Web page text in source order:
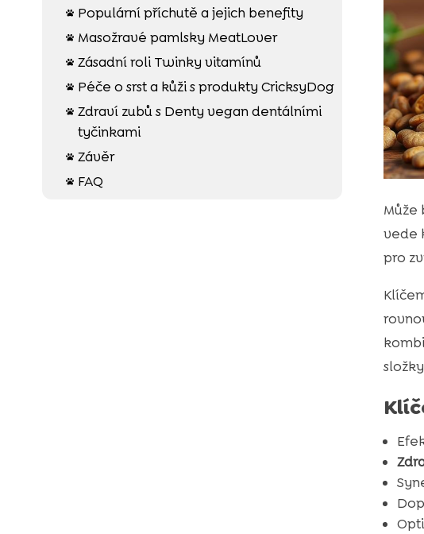
 Populární příchutě a jejich benefity
 Masožravé pamlsky MeatLover
 Zásadní roli Twinky vitamínů
 Péče o srst a kůži s produkty CricksyDog
 Zdraví zubů s Denty vegan dentálními
tyčinkami
 Závěr
 FAQ
Může
vede
pro